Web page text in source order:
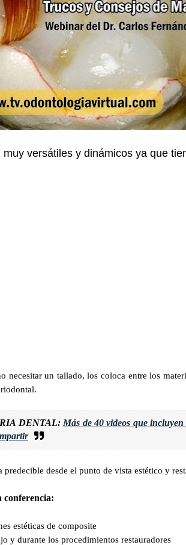
versátiles y dinámicos ya que
necesitar un tallado, los coloca entre los
DENTAL: Más de 40 videos que
desde el punto de vista estético y
conferencia:
estéticas de composite
y durante los procedimientos restauradores